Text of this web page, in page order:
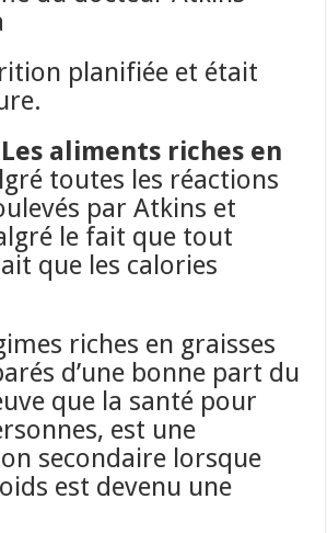
planifiée et était
Les aliments riches en
toutes les réactions
par Atkins et
le fait que tout
que les calories
riches en graisses
d’une bonne part du
que la santé pour
est une
secondaire lorsque
est devenu une